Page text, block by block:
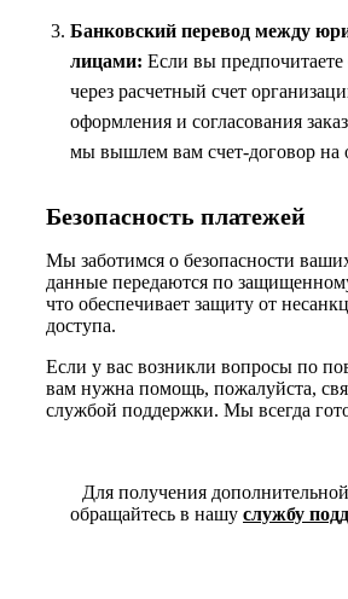
Банковский перевод между
лицами: Если вы предпочитаете
через расчетный счет
оформления и согласования
мы вышлем вам счет-договор на
Безопасность платежей
Мы заботимся о безопасности
данные передаются по
что обеспечивает защиту от
доступа.
Если у вас возникли вопросы по
вам нужна помощь, пожалуйста,
службой поддержки. Мы всегда
Для получения
обращайтесь в нашу службу